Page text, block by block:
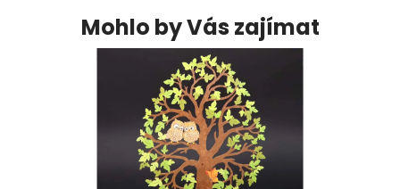
Mohlo by Vás zajímat